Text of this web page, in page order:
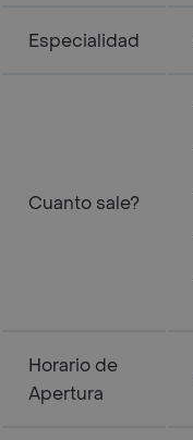
Especialidad
Cuanto sale?
Horario de
Apertura